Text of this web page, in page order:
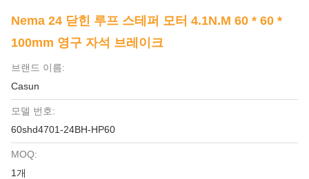
Nema 24 닫힌 루프 스테퍼 모터 4.1N.m 60 * 60 *
100mm 영구 자석 브레이크
브랜드 이름:
Casun
모델 번호:
60shd4701-24BH-HP60
MOQ:
1개